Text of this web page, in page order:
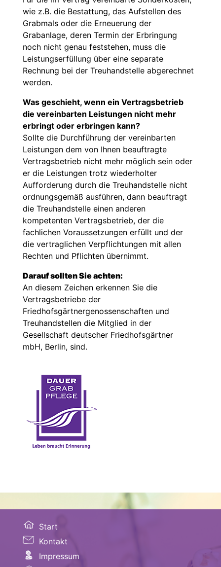
wie z.B. die Bestattung, das Aufstellen des
Grabmals oder die Erneuerung der
Grabanlage, deren Termin der Erbringung
noch nicht genau feststehen, muss die
Leistungserfüllung über eine separate
Rechnung bei der Treuhandstelle abgerechnet
werden.
Was geschieht, wenn ein Vertragsbetrieb
die vereinbarten Leistungen nicht mehr
erbringt oder erbringen kann?
Sollte die Durchführung der vereinbarten
Leistungen dem von Ihnen beauftragte
Vertragsbetrieb nicht mehr möglich sein oder
er die Leistungen trotz wiederholter
Aufforderung durch die Treuhandstelle nicht
ordnungsgemäß ausführen, dann beauftragt
die Treuhandstelle einen anderen
kompetenten Vertragsbetrieb, der die
fachlichen Voraussetzungen erfüllt und der
die vertraglichen Verpflichtungen mit allen
Rechten und Pflichten übernimmt.
Darauf sollten Sie achten:
An diesem Zeichen erkennen Sie die
Vertragsbetriebe der
Friedhofsgärtnergenossenschaften und
Treuhandstellen die Mitglied in der
Gesellschaft deutscher Friedhofsgärtner
mbH, Berlin, sind.
Start
Kontakt
Impressum